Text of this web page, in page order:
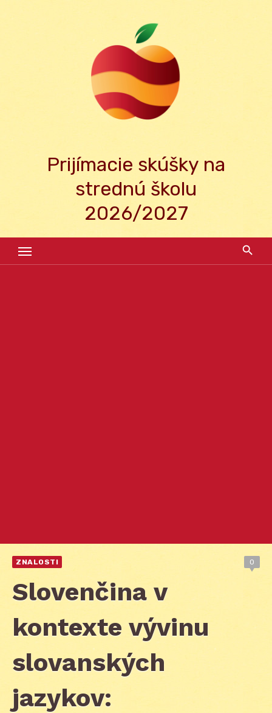
Prijímacie skúšky na
strednú školu
2026/2027
ZNALOSTI 0
Slovenčina v
kontexte vývinu
slovanských
jazykov: